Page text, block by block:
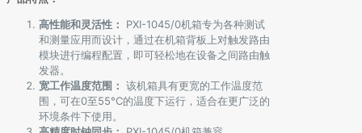
高性能和灵活性：
PXI-1045/0机箱专为各种测试
和测量应用而设计，通过在机箱背板上对触发路由
模块进行编程配置，即可轻松地在设备之间路由触
发器。
宽工作温度范围： 该机箱具有更宽的工作温度范
围，可在0至55°C的温度下运行，适合在更广泛的
环境条件下使用。